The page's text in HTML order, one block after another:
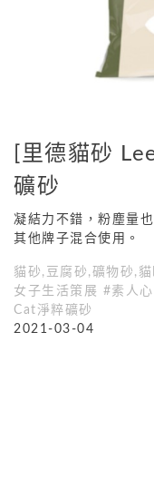
[里德貓砂
礦砂
凝結力不錯，粉塵量
其他牌子混合使用。
貓砂,豆腐砂,礦物砂,
女子生活策展 #素人
Cat淨粹礦砂
2021-03-04